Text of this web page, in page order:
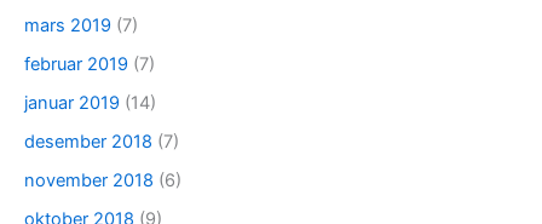
mars 2019 (7)
februar 2019 (7)
januar 2019 (14)
desember 2018 (7)
november 2018 (6)
oktober 2018 (9)